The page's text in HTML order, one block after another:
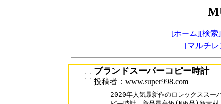
[ホーム][検索]
[マルチ
ブランドスーパーコピー時計
投稿者：www.super998.com
2020年人気最新作のロレックススー